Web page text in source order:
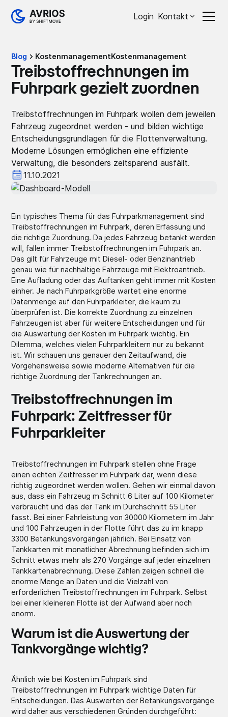
Login Kontakt
Blog KostenmanagementKostenmanagement
Treibstoffrechnungen im
Fuhrpark gezielt zuordnen
Treibstoffrechnungen im Fuhrpark wollen dem jeweilen
Fahrzeug zugeordnet werden - und bilden wichtige
Entscheidungsgrundlagen für die Flottenverwaltung.
Moderne Lösungen ermöglichen eine effiziente
Verwaltung, die besonders zeitsparend ausfällt.
11.10.2021
Ein typisches Thema für das Fuhrparkmanagement sind
Treibstoffrechnungen im Fuhrpark, deren Erfassung und
die richtige Zuordnung. Da jedes Fahrzeug betankt werden
will, fallen immer Treibstoffrechnungen im Fuhrpark an.
Das gilt für Fahrzeuge mit Diesel- oder Benzinantrieb
genau wie für nachhaltige Fahrzeuge mit Elektroantrieb.
Eine Aufladung oder das Auftanken geht immer mit Kosten
einher. Je nach Fuhrparkgröße wartet eine enorme
Datenmenge auf den Fuhrparkleiter, die kaum zu
überprüfen ist. Die korrekte Zuordnung zu einzelnen
Fahrzeugen ist aber für weitere Entscheidungen und für
die Auswertung der Kosten im Fuhrpark wichtig. Ein
Dilemma, welches vielen Fuhrparkleitern nur zu bekannt
ist. Wir schauen uns genauer den Zeitaufwand, die
Vorgehensweise sowie moderne Alternativen für die
richtige Zuordnung der Tankrechnungen an.
Treibstoffrechnungen im
Fuhrpark: Zeitfresser für
Fuhrparkleiter
Treibstoffrechnungen im Fuhrpark stellen ohne Frage
einen echten Zeitfresser im Fuhrpark dar, wenn diese
richtig zugeordnet werden wollen. Gehen wir einmal davon
aus, dass ein Fahrzeug m Schnitt 6 Liter auf 100 Kilometer
verbraucht und das der Tank im Durchschnitt 55 Liter
fasst. Bei einer Fahrleistung von 30000 Kilometern im Jahr
und 100 Fahrzeugen in der Flotte führt das zu im knapp
3300 Betankungsvorgängen jährlich. Bei Einsatz von
Tankkarten mit monatlicher Abrechnung befinden sich im
Schnitt etwas mehr als 270 Vorgänge auf jeder einzelnen
Tankkartenabrechnung. Diese Zahlen zeigen schnell die
enorme Menge an Daten und die Vielzahl von
erforderlichen Treibstoffrechnungen im Fuhrpark. Selbst
bei einer kleineren Flotte ist der Aufwand aber noch
enorm.
Warum ist die Auswertung der
Tankvorgänge wichtig?
Ähnlich wie bei Kosten im Fuhrpark sind
Treibstoffrechnungen im Fuhrpark wichtige Daten für
Entscheidungen. Das Auswerten der Betankungsvorgänge
wird daher aus verschiedenen Gründen durchgeführt: